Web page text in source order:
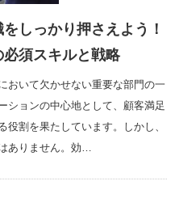
しっかり押さえよう！
須スキルと戦略
おいて欠かせない重要な部門の一
ションの中心地として、顧客満足
割を果たしています。しかし、
ありません。効…